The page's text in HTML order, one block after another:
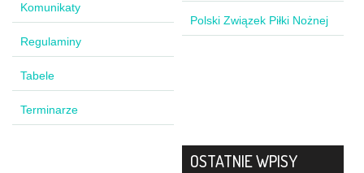
Komunikaty
Regulaminy
Tabele
Terminarze
Polski Związek Piłki Nożnej
OSTATNIE WPISY